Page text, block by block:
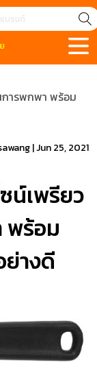
การพกพา พร้อม
|Jun 25, 2021
น์เพรียว
พร้อม
างดี